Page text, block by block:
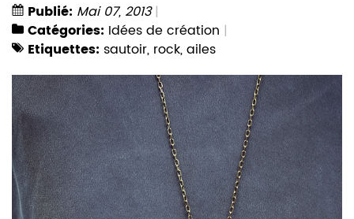
Publié: Mai 07, 2013
Catégories: Idées de création
Etiquettes: sautoir, rock,ailes